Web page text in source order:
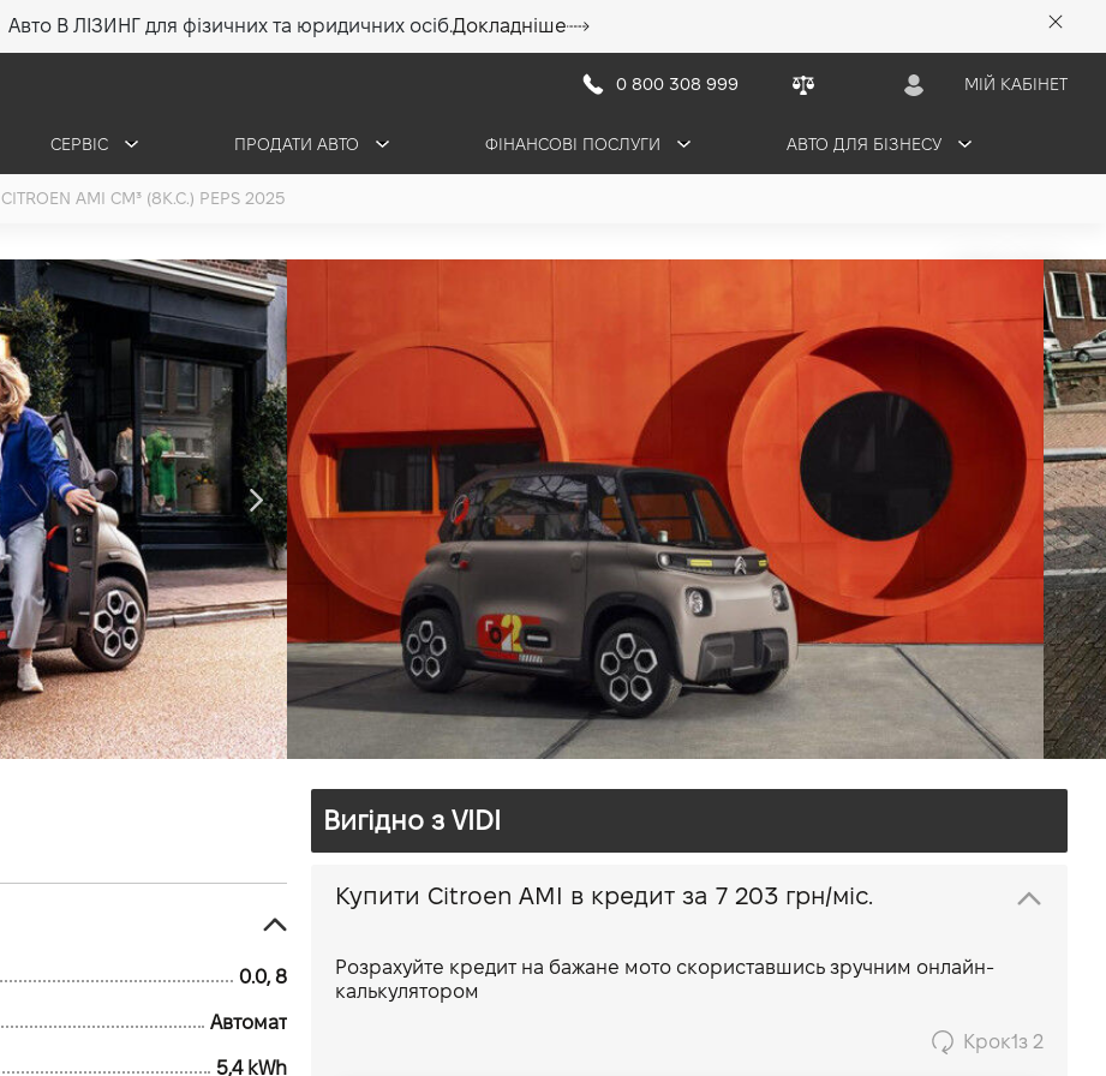
Авто В ЛІЗИНГ для фізичних та юридичних осіб.Докладніше
0 800 308 999 МІЙ КАБІНЕТ
СЕРВІС ПРОДАТИ АВТО ФІНАНСОВІ ПОСЛУГИ АВТО ДЛЯ БІЗНЕСУ
CITROEN AMI СМ³ (8К.С.) PEPS 2025
503 500 грн 7 203 грн/міс 2 авто в поставці
ОТРИМАТИ КОНСУЛЬТАЦІЮ ЗАБРОНЮВАТИ
5,4 кВт*г
Офіційний дилер Citroen В Україні:
Сітроен ВІДІ Елеганс
вул. Велика Кільцева, 60, с. Софіївська
Борщагівка, Київська обл., 08131
Всі мото дилера
0.0, 8
Автомат
5,4 kWh
Вигідно з VIDI
Купити Citroen AMI в кредит за 7 203 грн/міс.
Розрахуйте кредит на бажане мото скориставшись зручним онлайн-
калькулятором
Крок1з 2